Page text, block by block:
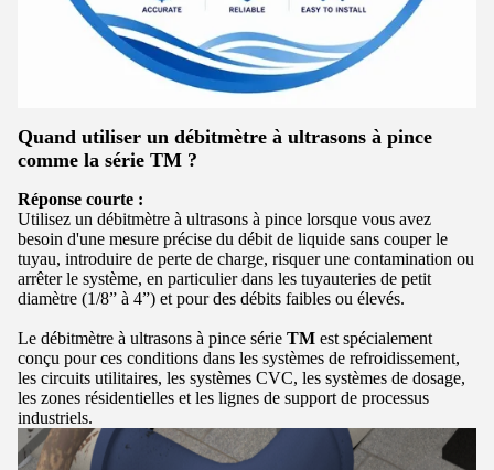
Quand utiliser un débitmètre à ultrasons à pince
comme la série TM ?
Réponse courte :
Utilisez un débitmètre à ultrasons à pince lorsque vous avez
besoin d'une mesure précise du débit de liquide sans couper le
tuyau, introduire de perte de charge, risquer une contamination ou
arrêter le système, en particulier dans les tuyauteries de petit
diamètre (1/8” à 4”) et pour des débits faibles ou élevés.
Le débitmètre à ultrasons à pince série TM est spécialement
conçu pour ces conditions dans les systèmes de refroidissement,
les circuits utilitaires, les systèmes CVC, les systèmes de dosage,
les zones résidentielles et les lignes de support de processus
industriels.